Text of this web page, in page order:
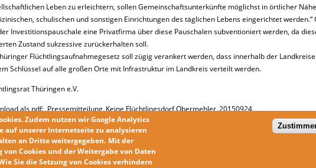
Leben zu erleichtern, sollen Gemeinschaftsunterkünfte möglichst in örtlicher
schulischen und sonstigen Einrichtungen des täglichen Lebens eingerichtet werden.“
Investitionspauschale eine Privatfirma über diese Pauschalen subventioniert werden, da
Zustand sukzessive zurückerhalten soll.
Flüchtlingsaufnahmegesetz soll zügig verankert werden, dass innerhalb der
Schlüssel auf alle großen Orte mit Infrastruktur im Landkreis verteilt werden.
Thüringen e.V.
als pdf:Pressemitteilung_Keine Flüchtlingsdorf Obermehler_20150924
. Zudem nutzen wirGoogle Analytics
unserer Internetseite zu analysieren
an Dritte weitergegeben. Mit der
von Cookies und der Weitergabe von Daten
Sie dieSetzung von Cookies verhindern